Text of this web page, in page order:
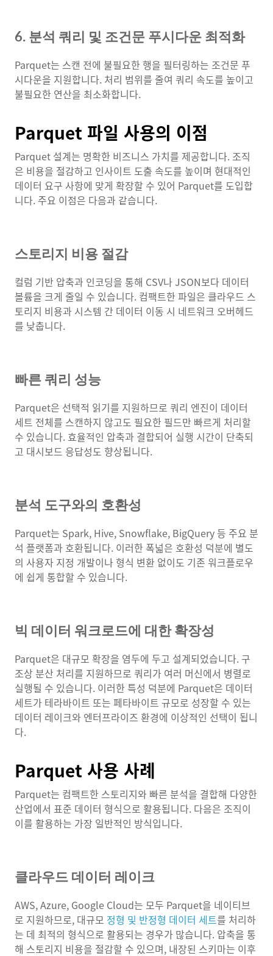
6. 분석 쿼리 및 조건문 푸시다운 최적화
Parquet는 스캔 전에 불필요한 행을 필터링하는 조건문 푸
시다운을 지원합니다. 처리 범위를 줄여 쿼리 속도를 높이고
불필요한 연산을 최소화합니다.
Parquet 파일 사용의 이점
Parquet 설계는 명확한 비즈니스 가치를 제공합니다. 조직
은 비용을 절감하고 인사이트 도출 속도를 높이며 현대적인
데이터 요구 사항에 맞게 확장할 수 있어 Parquet를 도입합
니다. 주요 이점은 다음과 같습니다.
스토리지 비용 절감
컬럼 기반 압축과 인코딩을 통해 CSV나 JSON보다 데이터
볼륨을 크게 줄일 수 있습니다. 컴팩트한 파일은 클라우드 스
토리지 비용과 시스템 간 데이터 이동 시 네트워크 오버헤드
를 낮춥니다.
빠른 쿼리 성능
Parquet은 선택적 읽기를 지원하므로 쿼리 엔진이 데이터
세트 전체를 스캔하지 않고도 필요한 필드만 빠르게 처리할
수 있습니다. 효율적인 압축과 결합되어 실행 시간이 단축되
고 대시보드 응답성도 향상됩니다.
분석 도구와의 호환성
Parquet는 Spark, Hive, Snowflake, BigQuery 등 주요 분
석 플랫폼과 호환됩니다. 이러한 폭넓은 호환성 덕분에 별도
의 사용자 지정 개발이나 형식 변환 없이도 기존 워크플로우
에 쉽게 통합할 수 있습니다.
빅 데이터 워크로드에 대한 확장성
Parquet은 대규모 확장을 염두에 두고 설계되었습니다. 구
조상 분산 처리를 지원하므로 쿼리가 여러 머신에서 병렬로
실행될 수 있습니다. 이러한 특성 덕분에 Parquet은 데이터
세트가 테라바이트 또는 페타바이트 규모로 성장할 수 있는
데이터 레이크와 엔터프라이즈 환경에 이상적인 선택이 됩니
다.
Parquet 사용 사례
Parquet는 컴팩트한 스토리지와 빠른 분석을 결합해 다양한
산업에서 표준 데이터 형식으로 활용됩니다. 다음은 조직이
이를 활용하는 가장 일반적인 방식입니다.
클라우드 데이터 레이크
AWS, Azure, Google Cloud는 모두 Parquet을 네이티브
로 지원하므로, 대규모 정형 및 반정형 데이터 세트를 처리하
는 데 최적의 형식으로 활용되는 경우가 많습니다. 압축을 통
해 스토리지 비용을 절감할 수 있으며, 내장된 스키마는 이후